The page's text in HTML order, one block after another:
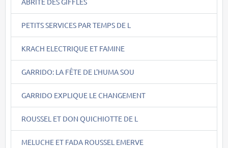
PETITS SERVICES PAR TEMPS DE L
KRACH ELECTRIQUE ET FAMINE
GARRIDO: LA FÊTE DE L'HUMA SOU
GARRIDO EXPLIQUE LE CHANGEMENT
ROUSSEL ET DON QUICHIOTTE DE L
MELUCHE ET FADA ROUSSEL EMERVE